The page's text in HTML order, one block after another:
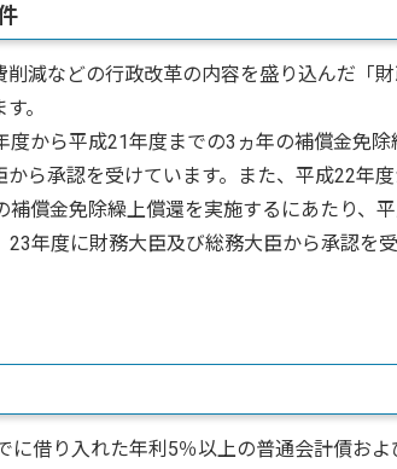
減などの行政改革の内容を盛り込んだ「
。
から平成21年度までの3ヵ年の補償金免
から承認を受けています。また、平成22年
補償金免除繰上償還を実施するにあたり、
23年度に財務大臣及び総務大臣から承認を受
に借り入れた年利5％以上の普通会計債お